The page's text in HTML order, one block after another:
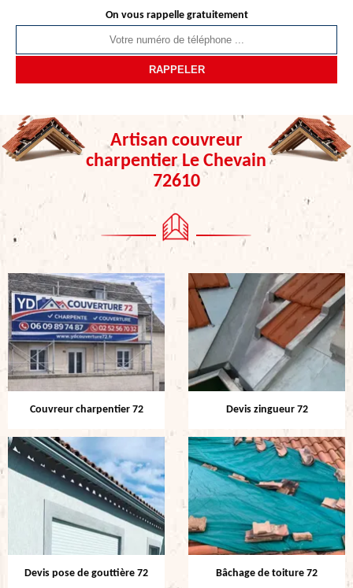
On vous rappelle gratuitement
Artisan couvreur
charpentier Le Chevain
72610
Couvreur charpentier 72 Devis zingueur 72
Devis pose de gouttière 72 Bâchage de toiture 72